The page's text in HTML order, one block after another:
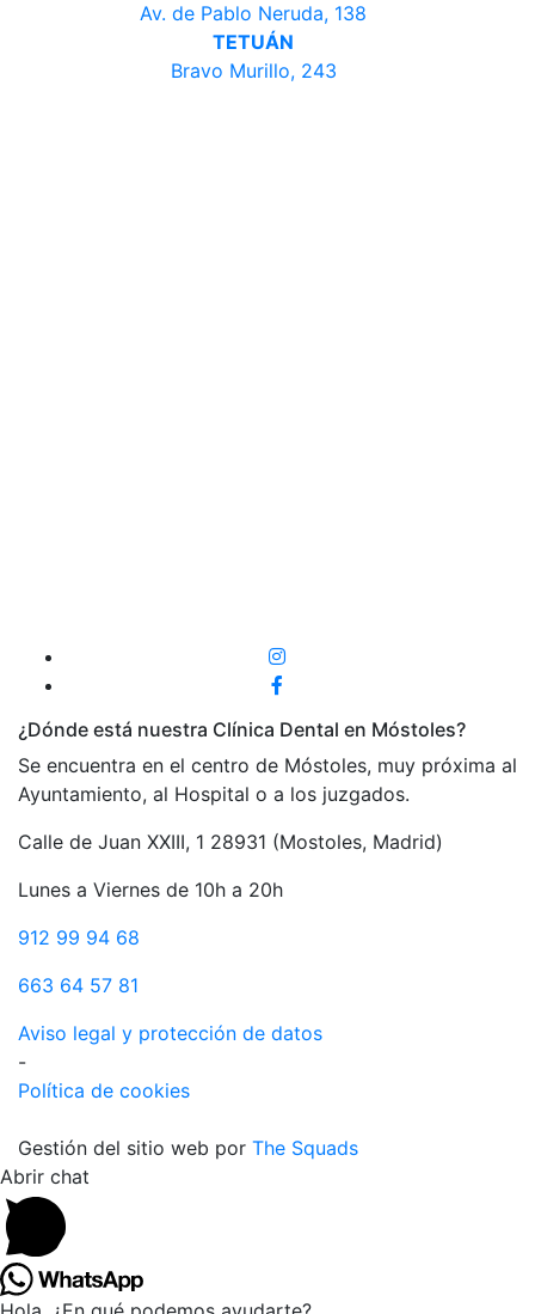
Av. de Pablo Neruda, 138
TETUÁN
Bravo Murillo, 243
¿Dónde está nuestra Clínica Dental en Móstoles?
Se encuentra en el centro de Móstoles, muy próxima al
Ayuntamiento, al Hospital o a los juzgados.
Calle de Juan XXIII, 1 28931 (Mostoles, Madrid)
Lunes a Viernes de 10h a 20h
912 99 94 68
663 64 57 81
Aviso legal y protección de datos
-
Política de cookies
Gestión del sitio web por The Squads
Abrir chat